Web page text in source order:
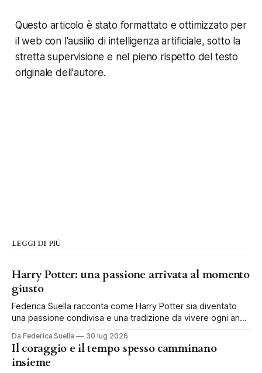
Questo articolo è stato formattato e ottimizzato per
il web con l'ausilio di intelligenza artificiale, sotto la
stretta supervisione e nel pieno rispetto del testo
originale dell'autore.
LEGGI DI PIÙ
Harry Potter: una passione arrivata al momento
giusto
Federica Suella racconta come Harry Potter sia diventato
una passione condivisa e una tradizione da vivere ogni anno
Da Federica Suella 30 lug 2026
Il coraggio e il tempo spesso camminano
insieme